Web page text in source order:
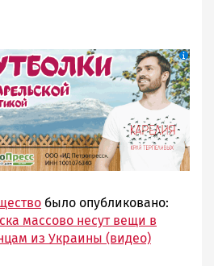
было опубликовано:
массово несут вещи в
из Украины (видео)